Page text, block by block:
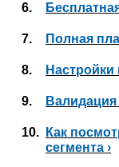
6.
7. Полная
8.
9. Валидация
10.
Как
сегмента ›